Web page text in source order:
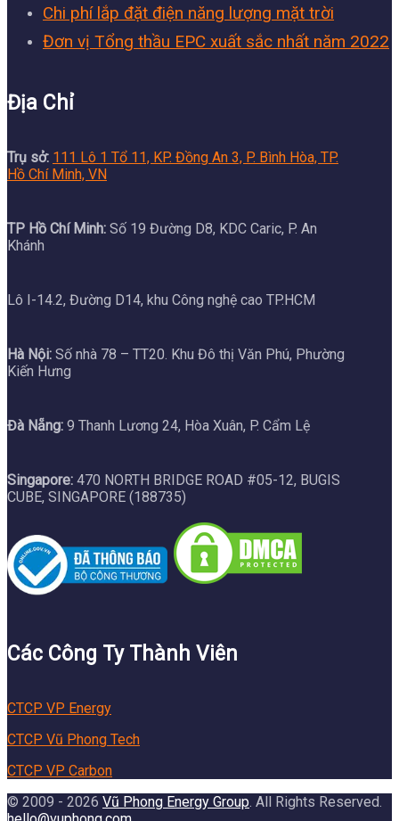
Chi phí lắp đặt điện năng lượng mặt trời
Đơn vị Tổng thầu EPC xuất sắc nhất năm 2022
Địa Chỉ
Trụ sở: 111 Lô 1 Tổ 11, KP. Đồng An 3, P. Bình Hòa, TP.
Hồ Chí Minh, VN
TP Hồ Chí Minh: Số 19 Đường D8, KDC Caric, P. An
Khánh
Lô I-14.2, Đường D14, khu Công nghệ cao TP.HCM
Hà Nội: Số nhà 78 – TT20. Khu Đô thị Văn Phú, Phường
Kiến Hưng
Đà Nẵng: 9 Thanh Lương 24, Hòa Xuân, P. Cẩm Lệ
Singapore: 470 NORTH BRIDGE ROAD #05-12, BUGIS
CUBE, SINGAPORE (188735)
Các Công Ty Thành Viên
CTCP VP Energy
CTCP Vũ Phong Tech
CTCP VP Carbon
© 2009 - 2026 Vũ Phong Energy Group. All Rights Reserved.